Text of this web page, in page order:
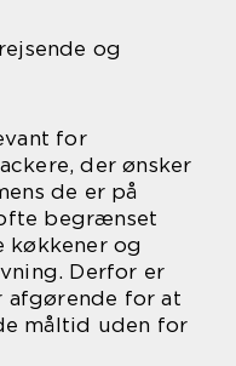
og
for
der ønsker
de er på
begrænset
og
Derfor er
for at
måltid uden for